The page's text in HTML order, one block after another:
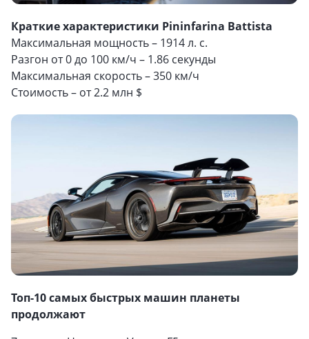
Краткие характеристики Pininfarina Battista
Максимальная мощность – 1914 л. с.
Разгон от 0 до 100 км/ч – 1.86 секунды
Максимальная скорость – 350 км/ч
Стоимость – от 2.2 млн $
Топ-10 самых быстрых машин планеты
продолжают